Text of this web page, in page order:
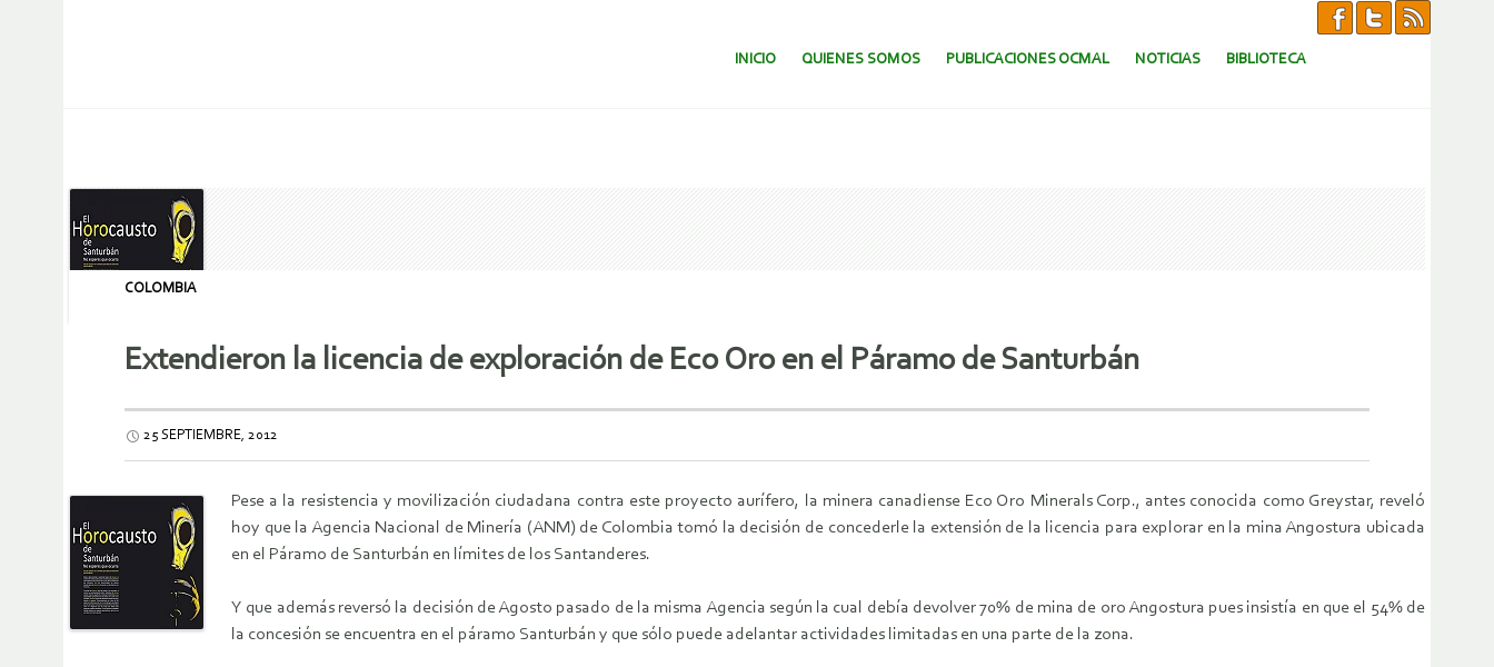
SALTAR AL CONTENIDO.
INICIO QUIENES SOMOS PUBLICACIONES OCMAL NOTICIAS BIBLIOTECA
COLOMBIA
Extendieron la licencia de exploración de Eco Oro en el Páramo de Santurbán
25 SEPTIEMBRE, 2012
Pese a la resistencia y movilización ciudadana contra este proyecto aurífero, la minera canadiense Eco Oro Minerals Corp., antes conocida como Greystar, reveló
hoy que la Agencia Nacional de Minería (ANM) de Colombia tomó la decisión de concederle la extensión de la licencia para explorar en la mina Angostura ubicada
en el Páramo de Santurbán en límites de los Santanderes.
Y que además reversó la decisión de Agosto pasado de la misma Agencia según la cual debía devolver 70% de mina de oro Angostura pues insistía en que el 54% de
la concesión se encuentra en el páramo Santurbán y que sólo puede adelantar actividades limitadas en una parte de la zona.